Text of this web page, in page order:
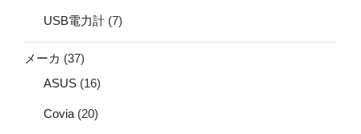
USB電力計 (7)
メーカ (37)
ASUS (16)
Covia (20)